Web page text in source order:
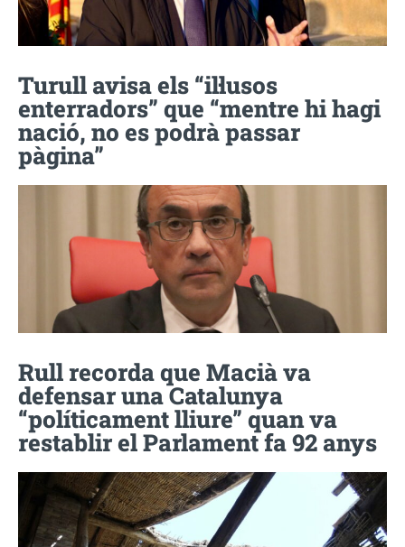
Turull avisa els “il·lusos
enterradors” que “mentre hi hagi
nació, no es podrà passar
pàgina”
Rull recorda que Macià va
defensar una Catalunya
“políticament lliure” quan va
restablir el Parlament fa 92 anys